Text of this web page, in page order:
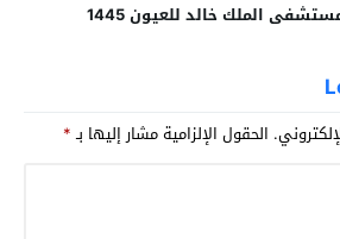
الملك خالد للعيون 1445
الحقول الإلزامية مشار إليها بـ*